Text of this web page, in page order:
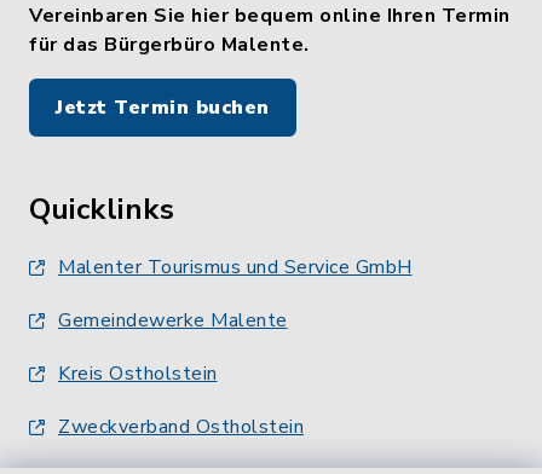
Vereinbaren Sie hier bequem online Ihren Termin
für das Bürgerbüro Malente.
Jetzt Termin buchen
Quicklinks
Malenter Tourismus und Service GmbH
Gemeindewerke Malente
Kreis Ostholstein
Zweckverband Ostholstein